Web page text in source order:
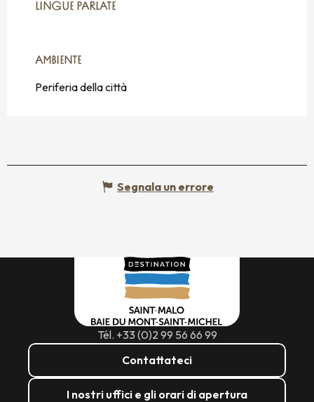
LINGUE PARLATE
LINGUE PARLATE
AMBIENTE
AMBIENTE
Periferia della città
Segnala un errore
Tél. +33 (0)2 99 56 66 99
Contattateci
I nostri uffici e gli orari di apertura